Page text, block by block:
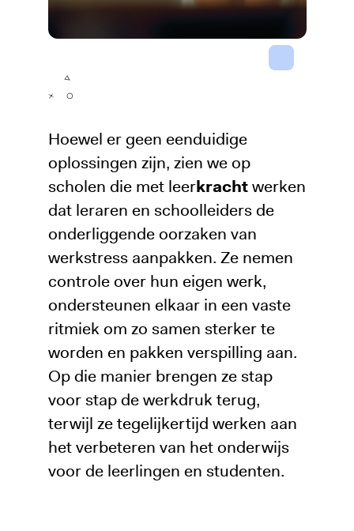
Hoewel er geen eenduidige
oplossingen zijn, zien we op
scholen die met leerkrachtwerken
dat leraren en schoolleiders de
onderliggende oorzaken van
werkstress aanpakken. Ze nemen
controle over hun eigen werk,
ondersteunen elkaar in een vaste
ritmiek om zo samen sterker te
worden en pakken verspilling aan.
Op die manier brengen ze stap
voor stap de werkdruk terug,
terwijl ze tegelijkertijd werken aan
het verbeteren van het onderwijs
voor de leerlingen en studenten.